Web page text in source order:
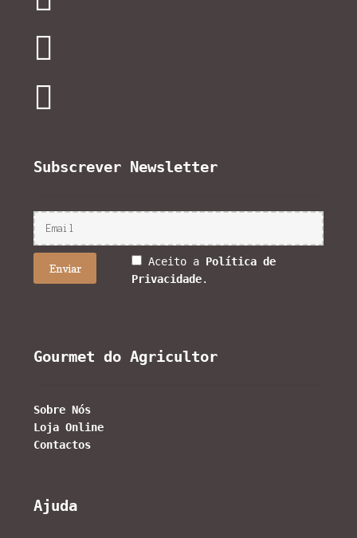
Subscrever Newsletter
Aceito a Política de
Privacidade.
Gourmet do Agricultor
Sobre Nós
Loja Online
Contactos
Ajuda